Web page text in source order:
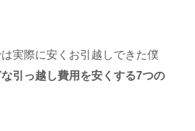
実際に安くお引越しできた僕
引っ越し費用を安くする7つの